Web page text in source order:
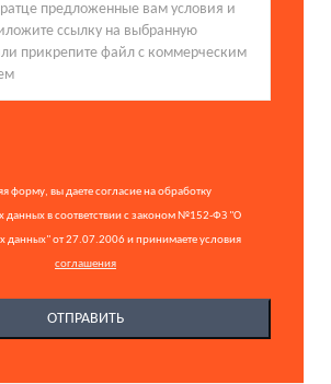
форму, вы даете согласие на обработку
данных в соответствии с законом №152-ФЗ "О
данных" от 27.07.2006 и принимаете условия
соглашения